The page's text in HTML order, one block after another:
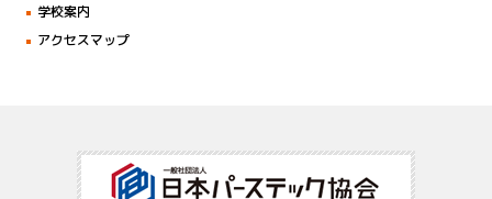
学校案内
アクセスマップ